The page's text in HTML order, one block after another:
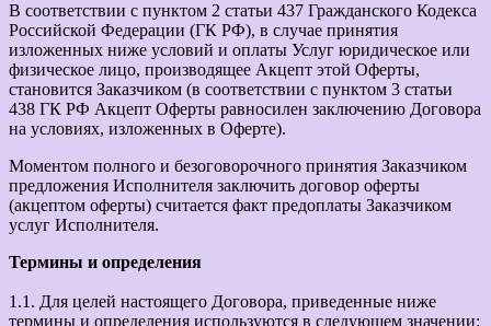
В соответствии с пунктом 2 статьи 437 Гражданского Кодекса
Российской Федерации (ГК РФ), в случае принятия
изложенных ниже условий и оплаты Услуг юридическое или
физическое лицо, производящее Акцепт этой Оферты,
становится Заказчиком (в соответствии с пунктом 3 статьи
438 ГК РФ Акцепт Оферты равносилен заключению Договора
на условиях, изложенных в Оферте).
Моментом полного и безоговорочного принятия Заказчиком
предложения Исполнителя заключить договор оферты
(акцептом оферты) считается факт предоплаты Заказчиком
услуг Исполнителя.
Термины и определения
1.1. Для целей настоящего Договора, приведенные ниже
термины и определения используются в следующем значении: